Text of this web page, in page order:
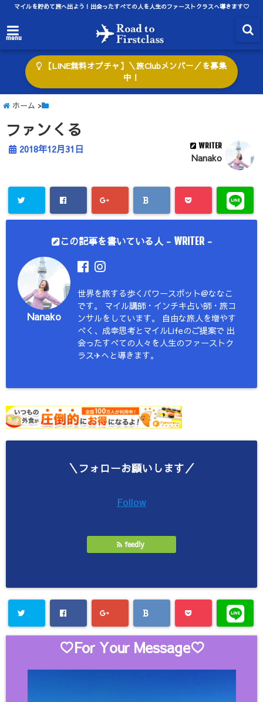
マイルを貯めて旅へ出よう！出会ったすべての人を人生のファーストクラスへ導きます♡
menu
【LINE無料オプチャ】＼旅Clubメンバー／を募集
中！
ホーム >
ファンくる
2018年12月31日 WRITER
Nanako
この記事を書いている人 - WRITER-
Nanako
世界を旅する歩くパワースポット@ななこ
です。 マイル講師・インチキ占い師・旅コ
ンサルをしています。 自由な旅人を増やす
べく、成幸思考とマイルLifeのご提案で 出
会ったすべての人々を人生のファーストク
ラス✈︎へと導きます。
＼フォローお願いします／
Follow
feedly
♡For Your Message♡